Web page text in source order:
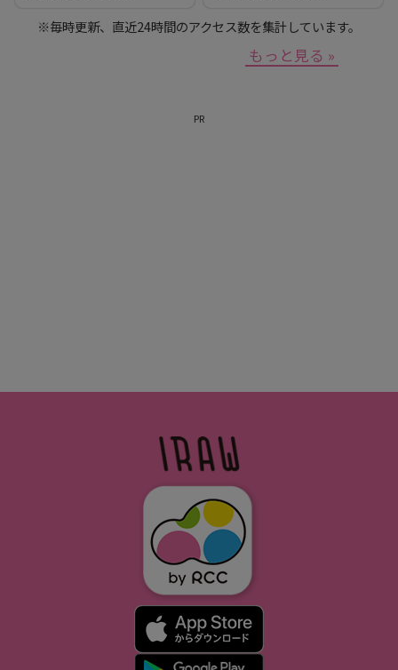
※毎時更新、直近24時間のアクセス数を集計しています。
もっと見る »
PR